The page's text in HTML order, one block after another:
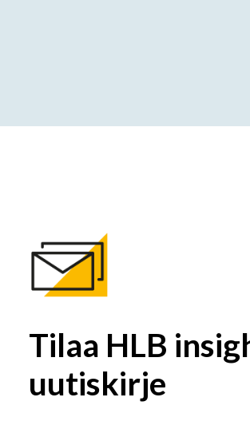
Tilaa HLB
uutiskirje